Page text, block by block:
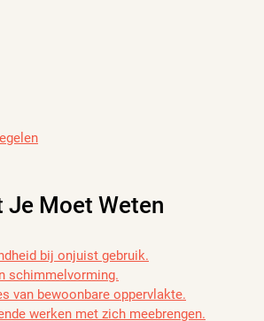
Je Moet Weten
bij onjuist gebruik.
schimmelvorming.
van bewoonbare oppervlakte.
werken met zich meebrengen.